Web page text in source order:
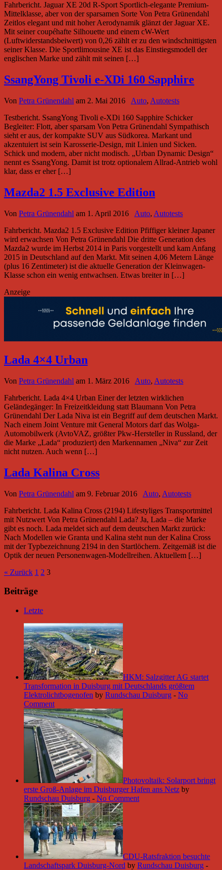
Fahrbericht. Jaguar XE 20d R-Sport Sportlich-elegante Premium-
Mittelklasse, aber von der sparsamen Sorte Von Petra Grünendahl
Zeitlos elegant und mit hoher Aerodynamik glänzt der Jaguar XE.
Mit seiner coupéhafte Silhouette und einem cW-Wert
(Luftwiderstandsbeiwert) von 0,26 zählt er zu den windschnittigsten
seiner Klasse. Die Sportlimousine XE ist das Einstiegsmodell der
englischen Marke und zählt mit seinen […]
SsangYong Tivoli e-XDi 160 Sapphire
Von Petra Grünendahl am 2. Mai 2016 Auto, Autotests
Testbericht. SsangYong Tivoli e-XDi 160 Sapphire Schicker
Begleiter: Flott, aber sparsam Von Petra Grünendahl Sympathisch
sieht er aus, der kompakte SUV aus Südkorea. Markant und
akzentuiert ist sein Karosserie-Design, mit Linien und Sicken.
Schick und modern, aber nicht modisch. „Urban Dynamic Design“
nennt es SsangYong. Damit ist trotz optionalem Allrad-Antrieb wohl
klar, dass er eher […]
Mazda2 1.5 Exclusive Edition
Von Petra Grünendahl am 1. April 2016 Auto, Autotests
Fahrbericht. Mazda2 1.5 Exclusive Edition Pfiffiger kleiner Japaner
wird erwachsen Von Petra Grünendahl Die dritte Generation des
Mazda2 wurde im Herbst 2014 in Paris vorgestellt und kam Anfang
2015 in Deutschland auf den Markt. Mit seinen 4,06 Metern Länge
(plus 16 Zentimeter) ist die aktuelle Generation der Kleinwagen-
Klasse schon ein wenig entwachsen. Etwas breiter in […]
Anzeige
Lada 4×4 Urban
Von Petra Grünendahl am 1. März 2016 Auto, Autotests
Fahrbericht. Lada 4×4 Urban Einer der letzten wirklichen
Geländegänger: In Freizeitkleidung statt Blaumann Von Petra
Grünendahl Der Lada Niva ist ein Begriff auf dem deutschen Markt.
Nach einem Joint Venture mit General Motors darf das Wolga-
Automobilwerk (AvtoVAZ, größter Pkw-Hersteller in Russland, der
die Marke „Lada“ produziert) den Markennamen „Niva“ zur Zeit
nicht nutzen. Auch wenn […]
Lada Kalina Cross
Von Petra Grünendahl am 9. Februar 2016 Auto, Autotests
Fahrbericht. Lada Kalina Cross (2194) Lifestyliges Transportmittel
mit Nutzwert Von Petra Grünendahl Lada? Ja, Lada – die Marke
gibt es noch. Lada meldet sich auf dem deutschen Markt zurück:
Nach Modellen wie Granta und Kalina steht nun der Kalina Cross
mit der Typbezeichnung 2194 in den Startlöchern. Zeitgemäß ist die
Optik der neuen Personenwagen-Modellreihen. Aktuellem […]
« Zurück 1 2 3
Beiträge
Letzte
HKM: Salzgitter AG startet
Transformation in Duisburg mit Deutschlands größtem
Elektrolichtbogenofen by Rundschau Duisburg - No
Comment
Photovoltaik: Solarport bringt
erste Groß-Anlage im Duisburger Hafen ans Netz by
Rundschau Duisburg - No Comment
CDU-Ratsfraktion besuchte
Landschaftspark Duisburg-Nord by Rundschau Duisburg -